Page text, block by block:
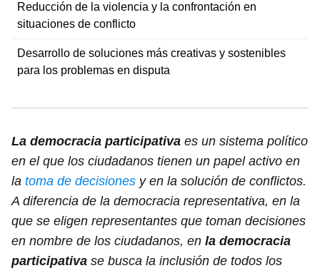
Reducción de la violencia y la confrontación en
situaciones de conflicto
Desarrollo de soluciones más creativas y sostenibles
para los problemas en disputa
La democracia participativa es un sistema político
en el que los ciudadanos tienen un papel activo en
la toma de decisiones y en la solución de conflictos.
A diferencia de la democracia representativa, en la
que se eligen representantes que toman decisiones
en nombre de los ciudadanos, en la democracia
participativa se busca la inclusión de todos los